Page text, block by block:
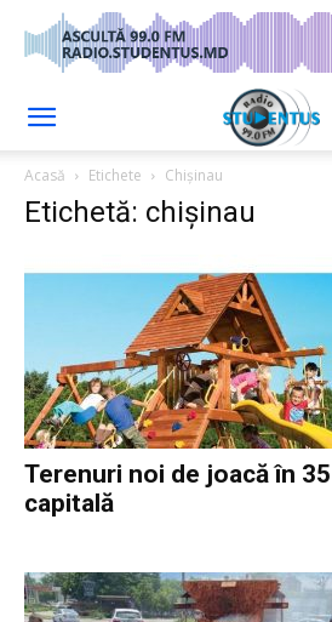
Acasă Etichete Chișinau
Etichetă: chișinau
Terenuri noi de joacă în
capitală